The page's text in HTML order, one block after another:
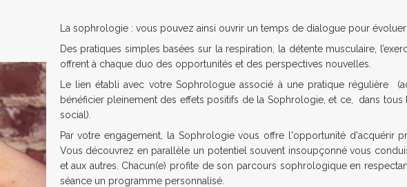
La sophrologie : vous pouvez ainsi ouvrir un temps de dialogue pour
Des pratiques simples basées sur la respiration, la détente musculaire,
offrent à chaque duo des opportunités et des perspectives nouvelles.
Le lien établi avec votre Sophrologue associé à une pratique régulière
bénéficier pleinement des effets positifs de la Sophrologie, et ce, dans
social).
Par votre engagement, la Sophrologie vous offre l'opportunité d'acquérir
Vous découvrez en parallèle un potentiel souvent insoupçonné vous
et aux autres. Chacun(e) profite de son parcours sophrologique en
séance un programme personnalisé.